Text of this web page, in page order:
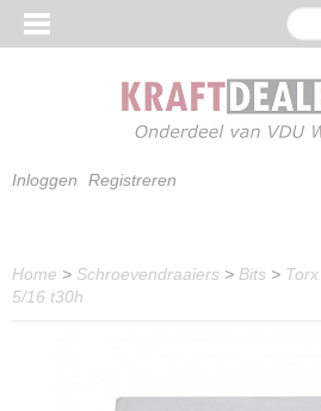
Inloggen Registreren
Home > Schroevendraaiers > Bits > Torx
5/16 t30h